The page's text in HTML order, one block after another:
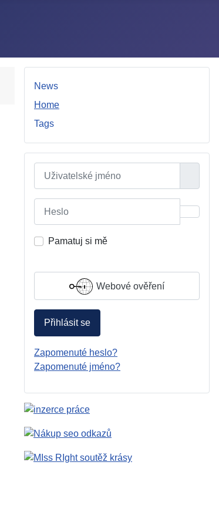
News
Home
Tags
Pamatuj si mě
Webové ověření
Přihlásit se
Zapomenuté heslo?
Zapomenuté jméno?